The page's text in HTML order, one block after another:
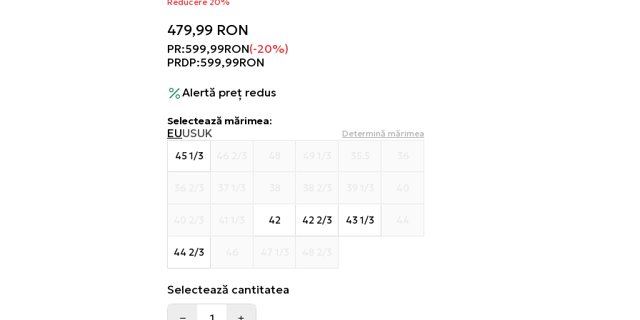
479,99 RON
PR:599,99RON(-20%)
PRDP:599,99RON
Alertă preț redus
Selectează mărimea:
EUUSUK Determină mărimea
45 1/3
42 42 2/3 43 1/3
44 2/3
Selectează cantitatea